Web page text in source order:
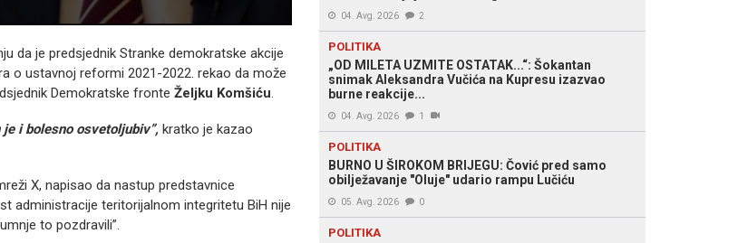
da je predsjednik Stranke demokratske akcije
o ustavnoj reformi 2021-2022. rekao da može
Demokratske fronte Željku Komšiću.
i bolesno osvetoljubiv”, kratko je kazao
X, napisao da nastup predstavnice
administracije teritorijalnom integritetu BiH nije
to pozdravili”.
04. Avg. 2026 2
POLITIKA
„OD MILETA UZMITE OSTATAK...“: Šokantan
snimak Aleksandra Vučića na Kupresu izazvao
burne reakcije...
04. Avg. 2026 1
POLITIKA
BURNO U ŠIROKOM BRIJEGU: Čović pred samo
obilježavanje "Oluje" udario rampu Lučiću
05. Avg. 2026 0
POLITIKA